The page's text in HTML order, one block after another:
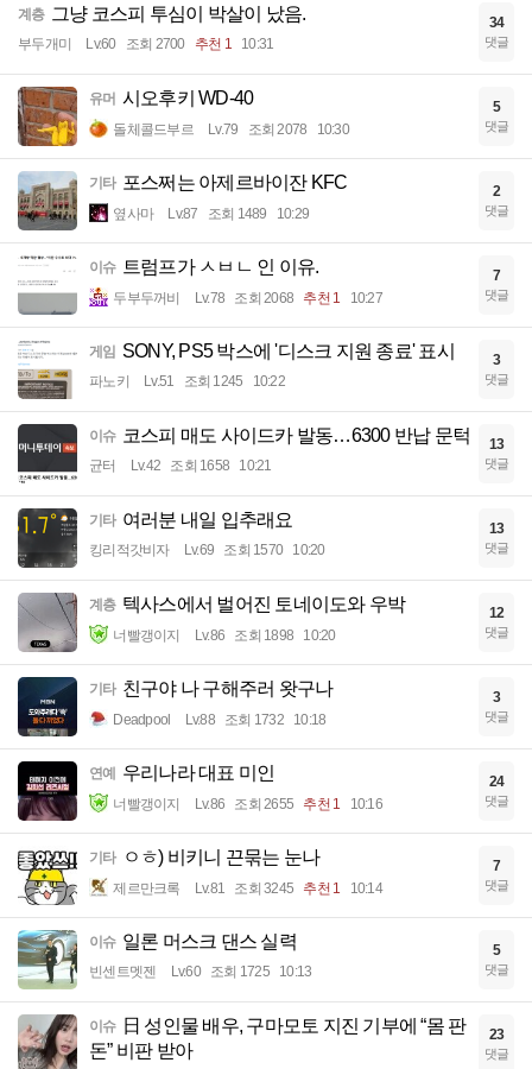
계층 그냥 코스피 투심이 박살이 났음.
부두개미 Lv.60 조회 2700 추천 1 10:31
34
댓글
유머 시오후키 WD-40
돌체콜드부르 Lv.79 조회 2078 10:30
5
댓글
기타 포스쩌는 아제르바이잔 KFC
옆사마 Lv.87 조회 1489 10:29
2
댓글
이슈 트럼프가 ㅅㅂㄴ 인 이유.
두부두꺼비 Lv.78 조회 2068 추천 1 10:27
7
댓글
게임 SONY, PS5 박스에 '디스크 지원 종료' 표시
파노키 Lv.51 조회 1245 10:22
3
댓글
이슈 코스피 매도 사이드카 발동…6300 반납 문턱
균터 Lv.42 조회 1658 10:21
13
댓글
기타 여러분 내일 입추래요
킹리적갓비자 Lv.69 조회 1570 10:20
13
댓글
계층 텍사스에서 벌어진 토네이도와 우박
너빨갱이지 Lv.86 조회 1898 10:20
12
댓글
기타 친구야 나 구해주러 왓구나
Deadpool Lv.88 조회 1732 10:18
3
댓글
연예 우리나라 대표 미인
너빨갱이지 Lv.86 조회 2655 추천 1 10:16
24
댓글
기타 ㅇㅎ) 비키니 끈묶는 눈나
제르만크록 Lv.81 조회 3245 추천 1 10:14
7
댓글
이슈 일론 머스크 댄스 실력
빈센트멧젠 Lv.60 조회 1725 10:13
5
댓글
이슈
日 성인물 배우, 구마모토 지진 기부에 “몸 판
돈” 비판 받아
23
댓글